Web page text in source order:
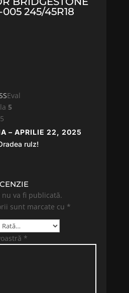
245/45R18
Eval
5
– APRILIE 22, 2025
rulz!
va fi publicată.
sunt marcate cu *
*